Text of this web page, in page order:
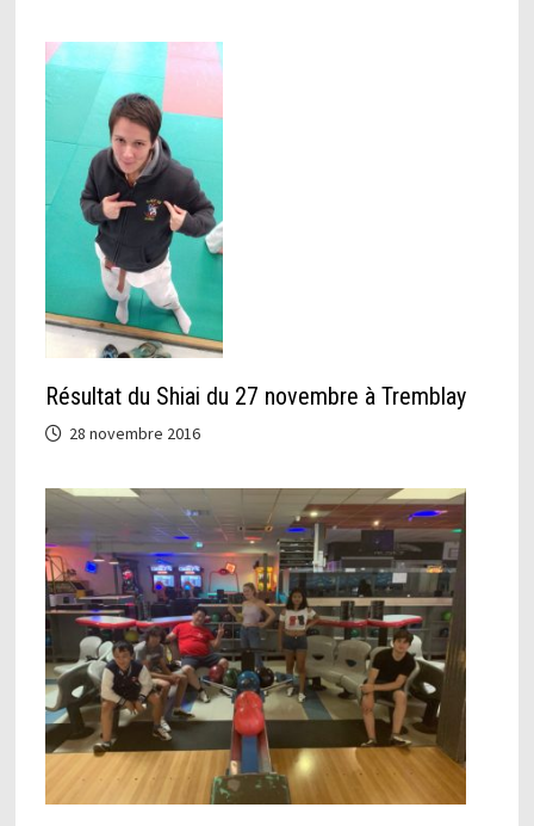
Résultat du Shiai du 27 novembre à Tremblay
28 novembre 2016